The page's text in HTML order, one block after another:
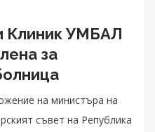
Клиник УМБАЛ
за
на министъра на
съвет на Република